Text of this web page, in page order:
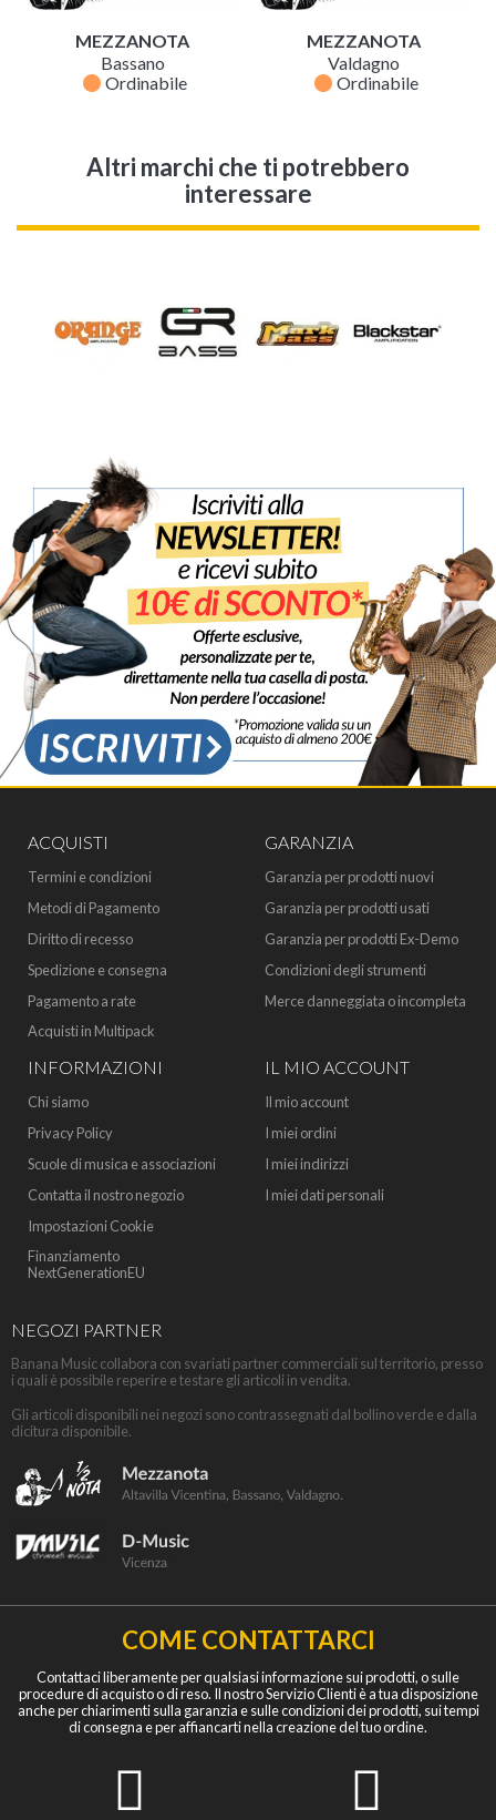
MEZZANOTA
Bassano
fiber_manual_record Ordinabile
MEZZANOTA
Valdagno
fiber_manual_record Ordinabile
Altri marchi che ti potrebbero
interessare
ACQUISTI
Termini e condizioni
Metodi di Pagamento
Diritto di recesso
Spedizione e consegna
Pagamento a rate
Acquisti in Multipack
GARANZIA
Garanzia per prodotti nuovi
Garanzia per prodotti usati
Garanzia per prodotti Ex-Demo
Condizioni degli strumenti
Merce danneggiata o incompleta
INFORMAZIONI
Chi siamo
Privacy Policy
Scuole di musica e associazioni
Contatta il nostro negozio
Impostazioni Cookie
Finanziamento
NextGenerationEU
IL MIO ACCOUNT
Il mio account
I miei ordini
I miei indirizzi
I miei dati personali
NEGOZI PARTNER
Banana Music collabora con svariati partner commerciali sul territorio, presso
i quali è possibile reperire e testare gli articoli in vendita.
Gli articoli disponibili nei negozi sono contrassegnati dal bollino verde e dalla
dicitura disponibile.
COME CONTATTARCI
Contattaci liberamente per qualsiasi informazione sui prodotti, o sulle
procedure di acquisto o di reso. Il nostro Servizio Clienti è a tua disposizione
anche per chiarimenti sulla garanzia e sulle condizioni dei prodotti, sui tempi
di consegna e per affiancarti nella creazione del tuo ordine.